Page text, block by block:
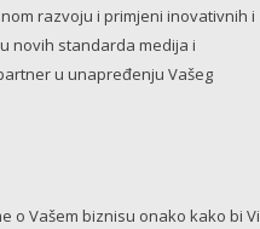
razvoju i primjeni inovativnih i
novih standarda medija i
u unapređenju Vašeg
o Vašem biznisu onako kako bi Vi